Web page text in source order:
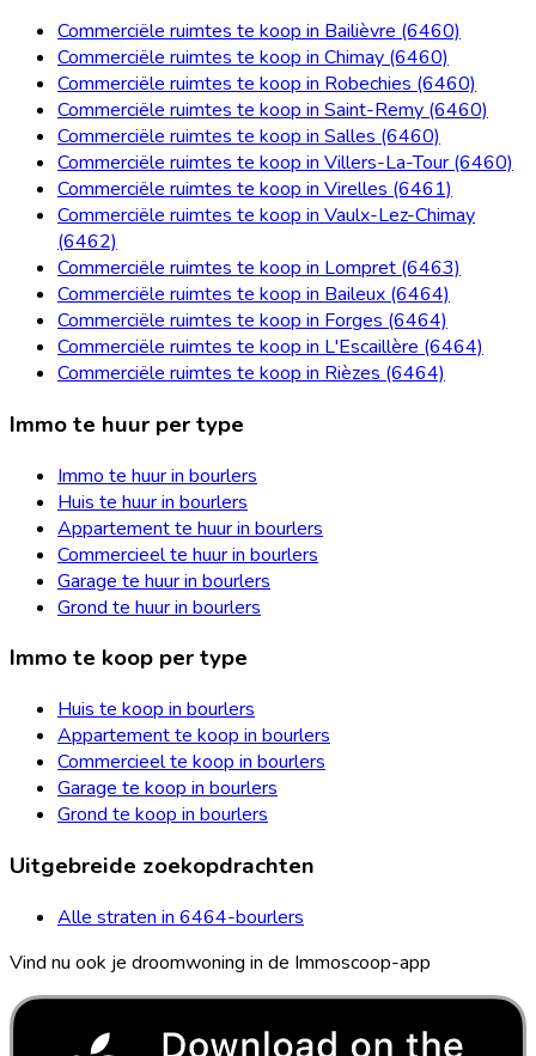
Commerciële ruimtes te koop in Bailièvre (6460)
Commerciële ruimtes te koop in Chimay (6460)
Commerciële ruimtes te koop in Robechies (6460)
Commerciële ruimtes te koop in Saint-Remy (6460)
Commerciële ruimtes te koop in Salles (6460)
Commerciële ruimtes te koop in Villers-La-Tour (6460)
Commerciële ruimtes te koop in Virelles (6461)
Commerciële ruimtes te koop in Vaulx-Lez-Chimay
(6462)
Commerciële ruimtes te koop in Lompret (6463)
Commerciële ruimtes te koop in Baileux (6464)
Commerciële ruimtes te koop in Forges (6464)
Commerciële ruimtes te koop in L'Escaillère (6464)
Commerciële ruimtes te koop in Rièzes (6464)
Immo te huur per type
Immo te huur in bourlers
Huis te huur in bourlers
Appartement te huur in bourlers
Commercieel te huur in bourlers
Garage te huur in bourlers
Grond te huur in bourlers
Immo te koop per type
Huis te koop in bourlers
Appartement te koop in bourlers
Commercieel te koop in bourlers
Garage te koop in bourlers
Grond te koop in bourlers
Uitgebreide zoekopdrachten
Alle straten in 6464-bourlers
Vind nu ook je droomwoning in de Immoscoop-app